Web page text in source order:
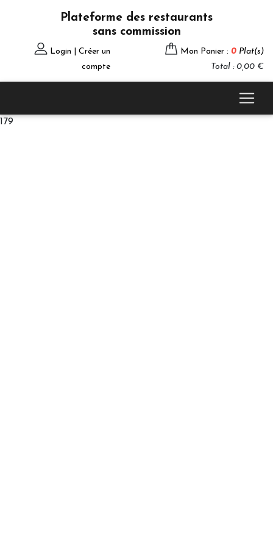
Plateforme des restaurants
sans commission
Login | Créer un
compte
Mon Panier : 0 Plat(s)
Total : 0,00 €
179